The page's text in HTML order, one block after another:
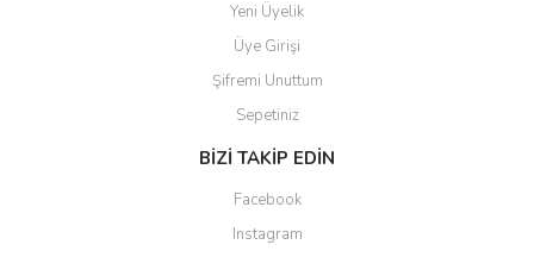
Yeni Üyelik
Üye Girişi
Şifremi Unuttum
Sepetiniz
BİZİ TAKİP EDİN
Facebook
Instagram